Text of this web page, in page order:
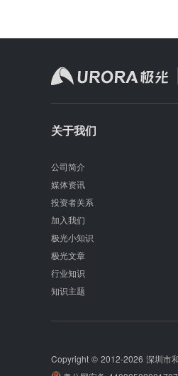
关于我们
公司简介
媒体资讯
投资者关系
加入我们
极光小知识
极光文章
行业知识
知识主题
Copyright © 2012-2026 深圳市